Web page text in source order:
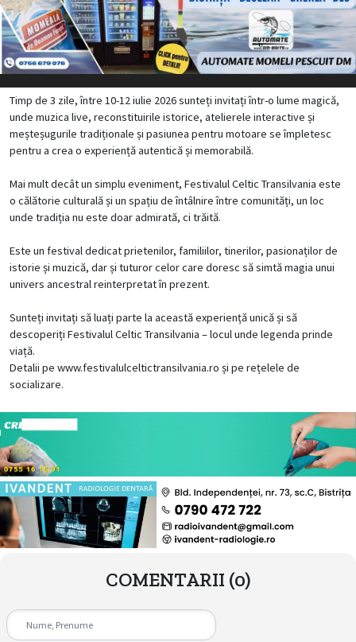
Timp de 3 zile, între 10-12 iulie 2026 sunteți invitați într-o lume magică,
unde muzica live, reconstituirile istorice, atelierele interactive și
meșteșugurile tradiționale și pasiunea pentru motoare se împletesc
pentru a crea o experiență autentică și memorabilă.
Mai mult decât un simplu eveniment, Festivalul Celtic Transilvania este
o călătorie culturală și un spațiu de întâlnire între comunități, un loc
unde tradiția nu este doar admirată, ci trăită.
Este un festival dedicat prietenilor, familiilor, tinerilor, pasionaților de
istorie și muzică, dar și tuturor celor care doresc să simtă magia unui
univers ancestral reinterpretat în prezent.
Sunteți invitați să luați parte la această experiență unică și să
descoperiți Festivalul Celtic Transilvania – locul unde legenda prinde
viață.
Detalii pe www.festivalulceltictransilvania.ro și pe rețelele de
socializare.
COMENTARII (0)